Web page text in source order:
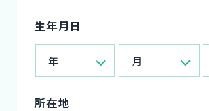
生年月日
年 月
所在地